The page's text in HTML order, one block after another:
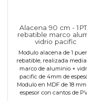
Alacena 90 cm -
rebatible marco
vidrio pacific
Modulo alacena de 1
rebatible, realizada
marco de aluminio +
pacific de 4mm de
Modulo en MDF de 18
espesor con cantos de